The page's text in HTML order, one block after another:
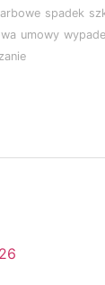
spadek
umowy